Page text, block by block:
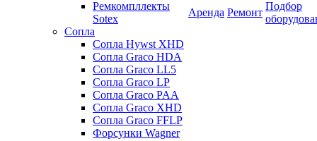
Ремкомпллекты
Sotex
Сопла
Сопла Hywst XHD
Сопла Graco HDA
Сопла Graco LL5
Сопла Graco LP
Сопла Graco PAA
Сопла Graco XHD
Сопла Graco FFLP
Форсунки Wagner
Аренда Ремонт
Подбор